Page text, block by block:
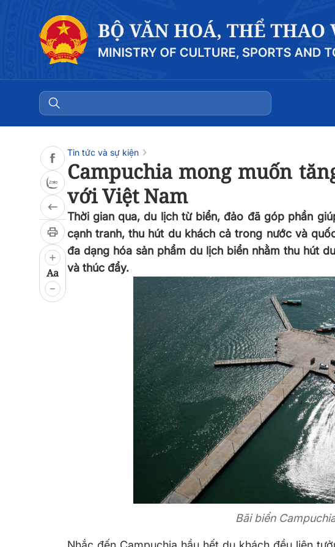
Aa
Tin tức và sự kiện
Campuchia mong muốn
với Việt Nam
Thời gian qua, du lịch từ biển, đảo đã góp phần
cạnh tranh, thu hút du khách cả trong nước và
đa dạng hóa sản phẩm du lịch biển nhằm thu hút
và thúc đẩy.
Bãi biển
0:00 0:00